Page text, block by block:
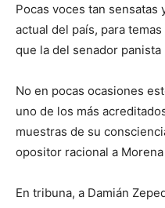
Pocas voces tan
actual del país, para
que la del senador panista
No en pocas ocasiones
uno de los más
muestras de su
opositor racional a
En tribuna, a Damián